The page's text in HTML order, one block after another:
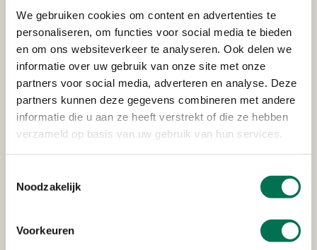
We gebruiken cookies om content en advertenties te
personaliseren, om functies voor social media te bieden
en om ons websiteverkeer te analyseren. Ook delen we
informatie over uw gebruik van onze site met onze
partners voor social media, adverteren en analyse. Deze
partners kunnen deze gegevens combineren met andere
informatie die u aan ze heeft verstrekt of die ze hebben
verzameld op basis van uw gebruik van hun services.
Noodzakelijk
Voorkeuren
Heerenlanden Vastgoed B.V.
Kerkeplaat 8, 3313 LC Dordrecht
Ter inzage
Gemeente Dordrecht, Postbus 8,
Lange Geldersekade 2 te Dordrecht